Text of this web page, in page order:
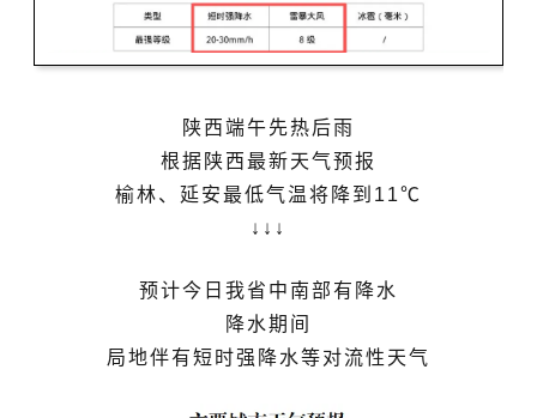
陕西端午先热后雨
根据陕西最新天气预报
榆林、延安最低气温将降到11℃
↓ ↓ ↓
预计今 日 我省中南部有降水
降水期间
局地伴有短时强降水等对流性天气